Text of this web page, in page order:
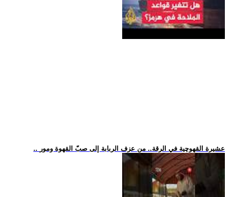
.. عشيرة القهوچية في الرقة.. من عزف الربابة إلى صبّ القهوة ومور